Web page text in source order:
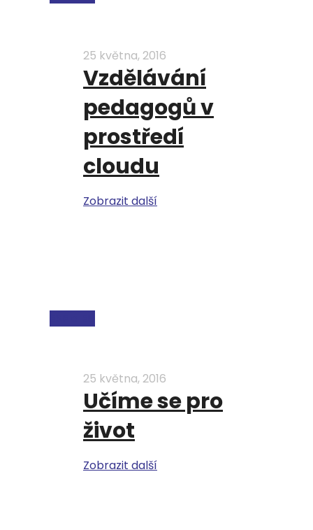
25 května, 2016
Vzdělávání
pedagogů v
prostředí
cloudu
Zobrazit další
25 května, 2016
Učíme se pro
život
Zobrazit další